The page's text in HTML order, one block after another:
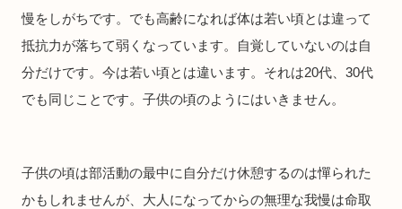
慢をしがちです。でも高齢になれば体は若い頃とは違って
抵抗力が落ちて弱くなっています。自覚していないのは自
分だけです。今は若い頃とは違います。それは20代、30代
でも同じことです。子供の頃のようにはいきません。
子供の頃は部活動の最中に自分だけ休憩するのは憚られた
かもしれませんが、大人になってからの無理な我慢は命取